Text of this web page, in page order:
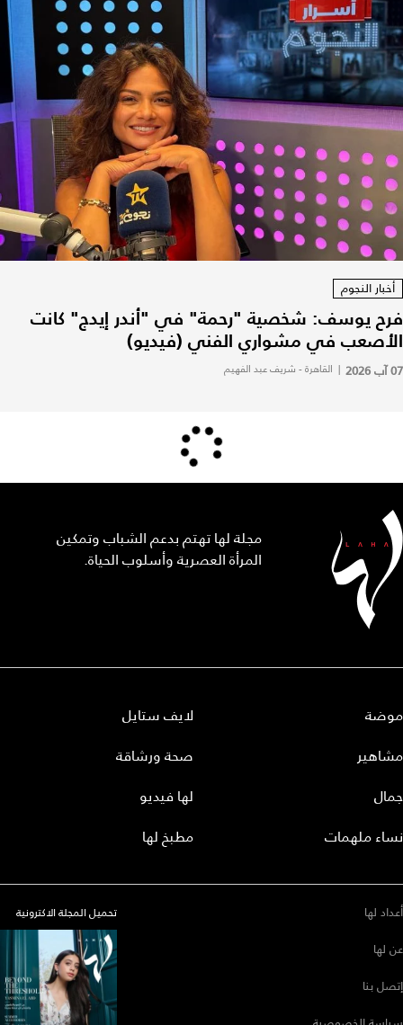
أخبار النجوم
فرح يوسف: شخصية "رحمة" في "أندر إيدج" كانت
الأصعب في مشواري الفني (فيديو)
07 آب 2026 | القاهرة - شريف عبد الفهيم
مجلة لها تهتم بدعم الشباب وتمكين
المرأة العصرية وأسلوب الحياة.
موضة
مشاهير
جمال
نساء ملهمات
لايف ستايل
صحة ورشاقة
لها فيديو
مطبخ لها
أعداد لها
عن لها
إتصل بنا
تحميل المجلة الاكترونية